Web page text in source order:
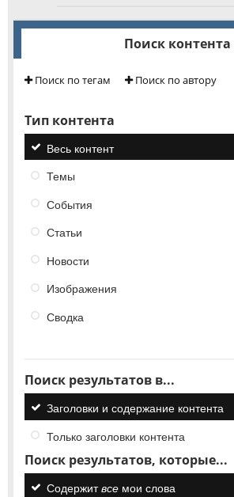
Поиск контента
Поиск по тегам Поиск по автору
Тип контента
Весь контент
Темы
События
Статьи
Новости
Изображения
Сводка
Поиск результатов в...
Заголовки и содержание контента
Только заголовки контента
Поиск результатов, которые...
Содержитвсе мои слова